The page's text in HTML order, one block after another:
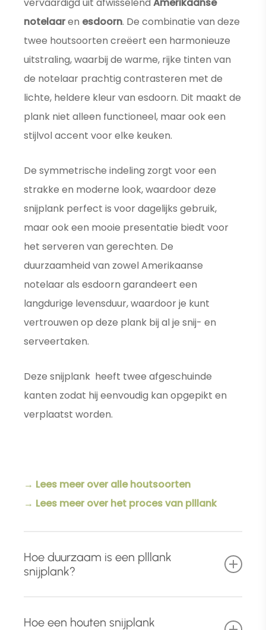
vervaardigd uit afwisselend Amerikaanse
notelaaren esdoorn. De combinatie van deze
twee houtsoorten creëert een harmonieuze
uitstraling, waarbij de warme, rijke tinten van
de notelaar prachtig contrasteren met de
lichte, heldere kleur van esdoorn. Dit maakt de
plank niet alleen functioneel, maar ook een
stijlvol accent voor elke keuken.
De symmetrische indeling zorgt voor een
strakke en moderne look, waardoor deze
snijplank perfect is voor dagelijks gebruik,
maar ook een mooie presentatie biedt voor
het serveren van gerechten. De
duurzaamheid van zowel Amerikaanse
notelaar als esdoorn garandeert een
langdurige levensduur, waardoor je kunt
vertrouwen op deze plank bij al je snij- en
serveertaken.
Deze snijplank heeft twee afgeschuinde
kanten zodat hij eenvoudig kan opgepikt en
verplaatst worden.
→ Lees meer over alle houtsoorten
→ Lees meer over het proces van plllank
Hoe duurzaam is een plllank
snijplank?
foutvrij massief hardhout, ondergaat iedere
Hoe een houten snijplank